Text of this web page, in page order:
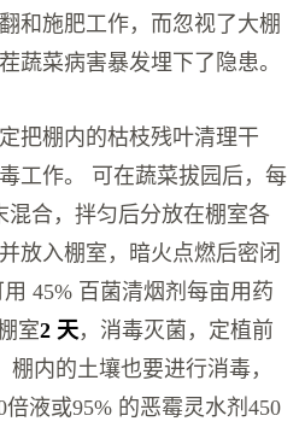
和施肥工作，而忽视了大棚
蔬菜病害暴发埋下了隐患。
把棚内的枯枝残叶清理干
工作。 可在蔬菜拔园后，每
混合，拌匀后分放在棚室各
放入棚室，暗火点燃后密闭
用 45% 百菌清烟剂每亩用药
室2 天，消毒灭菌，定植前
内的土壤也要进行消毒，
倍液或95% 的恶霉灵水剂450